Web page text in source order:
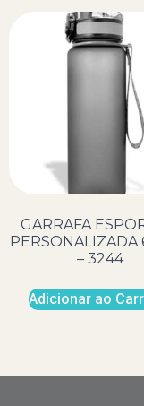
GARRAFA
PERSONALIZADA
– 3244
Adicionar ao